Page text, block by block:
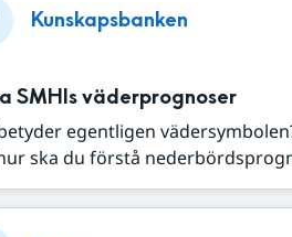
Kunskapsbanken
SMHIs väderprognoser
egentligen
ska du förstå